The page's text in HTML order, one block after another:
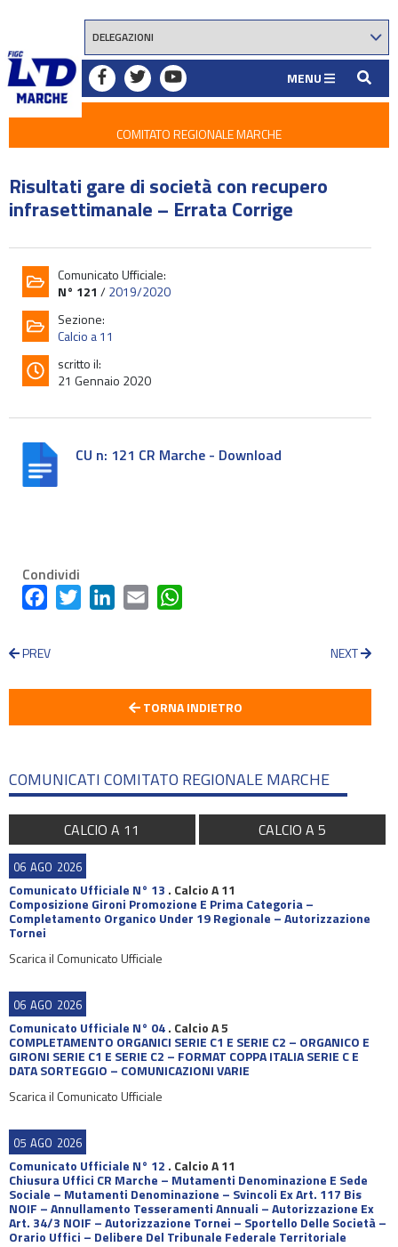
MENU
COMITATO REGIONALE MARCHE
Risultati gare di società con recupero
infrasettimanale – Errata Corrige
Comunicato Ufficiale:
N° 121 /2019/2020
Sezione:
Calcio a 11
scritto il:
21 Gennaio 2020
CU n: 121 CR Marche - Download
Condividi
FacebookTwitter LinkedInEmail
PREV NEXT
TORNA INDIETRO
COMUNICATI COMITATO REGIONALE MARCHE
CALCIO A 11 CALCIO A 5
06 AGO 2026
Comunicato Ufficiale N° 13 . Calcio A 11
Composizione Gironi Promozione E Prima Categoria –
Completamento Organico Under 19 Regionale – Autorizzazione
Tornei
Scarica il Comunicato Ufficiale
06 AGO 2026
Comunicato Ufficiale N° 04. Calcio A 5
COMPLETAMENTO ORGANICI SERIE C1 E SERIE C2 – ORGANICO E
GIRONI SERIE C1 E SERIE C2 – FORMAT COPPA ITALIA SERIE C E
DATA SORTEGGIO – COMUNICAZIONI VARIE
Scarica il Comunicato Ufficiale
05 AGO 2026
Comunicato Ufficiale N° 12 . Calcio A 11
Chiusura Uffici CR Marche – Mutamenti Denominazione E Sede
Sociale – Mutamenti Denominazione – Svincoli Ex Art. 117 Bis
NOIF – Annullamento Tesseramenti Annuali – Autorizzazione Ex
Art. 34/3 NOIF – Autorizzazione Tornei – Sportello Delle Società –
Orario Uffici – Delibere Del Tribunale Federale Territoriale